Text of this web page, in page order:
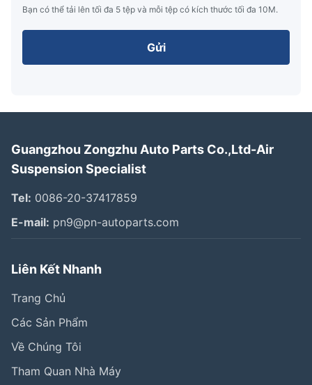
Bạn có thể tải lên tối đa 5 tệp và mỗi tệp có kích thước tối đa 10M.
Gửi
Guangzhou Zongzhu Auto Parts Co.,Ltd-Air
Suspension Specialist
Tel: 0086-20-37417859
E-mail: pn9@pn-autoparts.com
Liên Kết Nhanh
Trang Chủ
Các Sản Phẩm
Về Chúng Tôi
Tham Quan Nhà Máy